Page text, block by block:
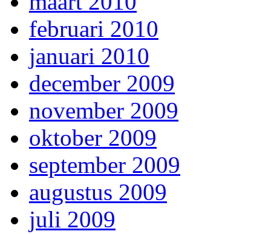
februari 2010
januari 2010
december 2009
november 2009
oktober 2009
september 2009
augustus 2009
juli 2009